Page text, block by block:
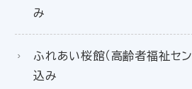
み
ふれあい桜館（高齢者福祉セ
込み